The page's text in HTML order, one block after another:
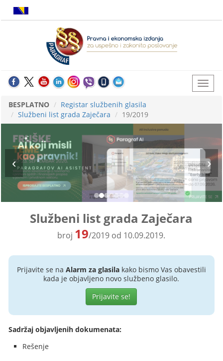
BESPLATNO
Registar službenih glasila
Službeni list grada Zaječara
19/2019
Službeni list grada Zaječara
broj 19/2019 od 10.09.2019.
Prijavite se na Alarm za glasilakako bismo Vas obavestili
kada je objavljeno novo službeno glasilo.
Prijavite se!
Sadržaj objavljenih dokumenata:
Rešenje